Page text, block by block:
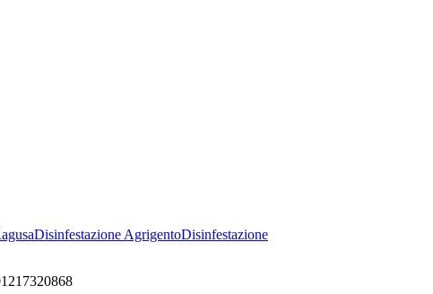
Disinfestazione AgrigentoDisinfestazione